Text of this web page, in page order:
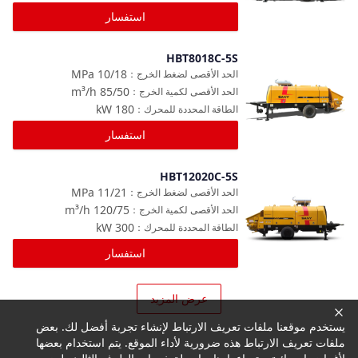
استفسار
HBT8018C-5S
10/18
MPa الحد الأقصى لضغط الخرج ：
85/50
m³/h الحد الأقصى لكمية الخرج ：
180
kW الطاقة المحددة للمحرك ：
استفسار
HBT12020C-5S
11/21
MPa الحد الأقصى لضغط الخرج ：
120/75
m³/h الحد الأقصى لكمية الخرج ：
300
kW الطاقة المحددة للمحرك ：
استفسار
عرض المزيد
يستخدم موقعنا ملفات تعريف الارتباط لإنشاء تجربة أفضل لك. بعض
ملفات تعريف الارتباط هذه ضرورية لأداء الموقع. يتم استخدام بعضها